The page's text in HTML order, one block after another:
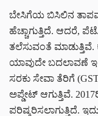
ಬೇಸಿಗೆಯ ಬಿಸಿಲಿನ
ಹೆಚ್ಚಾಗುತ್ತಿದೆ. ಆದರೆ,
ತಲೆಸುವಂತೆ ಮಾಡುತ್ತಿವೆ.
ಯಾವುದೇ ಬದಲಾವಣೆ
ಸರಕು ಸೇವಾ ತೆರಿಗೆ
ಅಪ್ಡೇಟ್ ಆಗುತ್ತಿವೆ.
ಪರಿಷ್ಕರಿಸಲಾಗುತ್ತಿದೆ.